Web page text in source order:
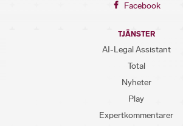
Facebook
TJÄNSTER
AI-Legal Assistant
Total
Nyheter
Play
Expertkommentarer